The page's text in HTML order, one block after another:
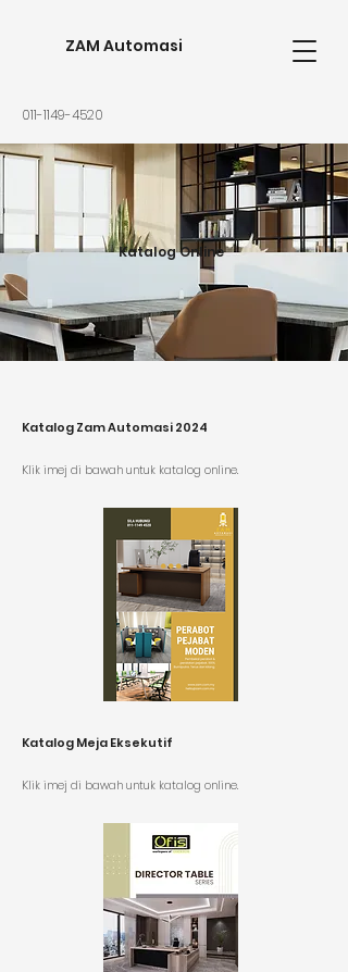
ZAM Automasi
011-1149-4520
Katalog Online
Katalog Zam Automasi 2024
Klik imej di bawah untuk katalog online.
Katalog Meja Eksekutif
Klik imej di bawah untuk katalog online.